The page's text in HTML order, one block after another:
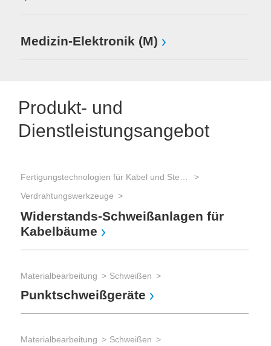
Medizin-Elektronik (M)
Produkt- und
Dienstleistungsangebot
Verdrahtungswerkzeuge
Widerstands-Schweißanlagen für
Kabelbäume
Materialbearbeitung Schweißen
Punktschweißgeräte
Materialbearbeitung Schweißen